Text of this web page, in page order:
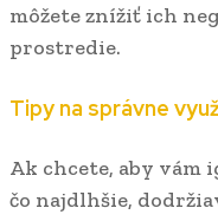
môžete znížiť ich
prostredie.
Tipy na správne
Ak chcete, aby vám
čo najdlhšie,